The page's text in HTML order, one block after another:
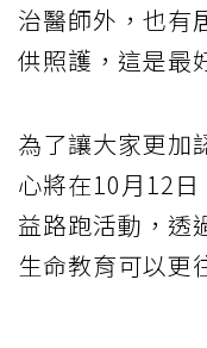
治醫師外，也有
供照護，這是最
為了讓大家更加
心將在10月12
益路跑活動，透
生命教育可以更